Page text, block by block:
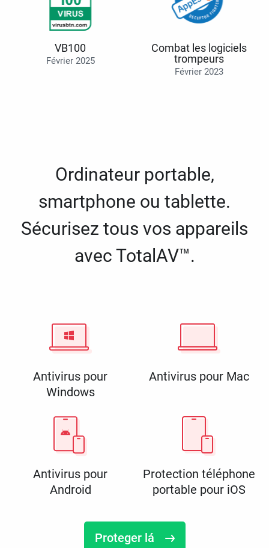
VB100
Février 2025
Combat les logiciels
trompeurs
Février 2023
Ordinateur portable,
smartphone ou tablette.
Sécurisez tous vos appareils
avec TotalAV™.
Antivirus pour
Windows
Antivirus pour Mac
Antivirus pour
Android
Protection téléphone
portable pour iOS
Proteger lá